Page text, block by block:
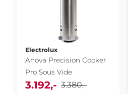
Electrolux
Anova Precision Cooker
Pro Sous Vide
3.192,- 3.380,-